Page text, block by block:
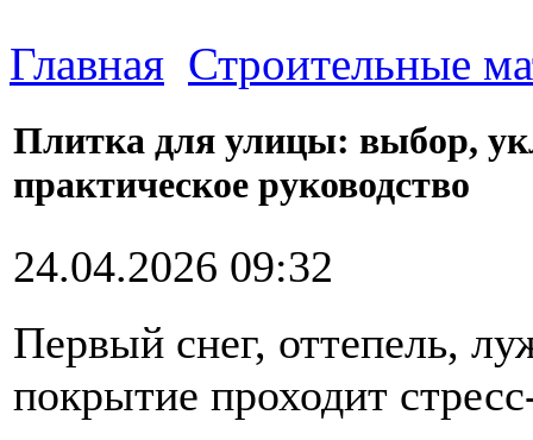
Главная Строительные
Плитка для улицы: выбор,
практическое руководство
24.04.2026 09:32
Первый снег, оттепель,
покрытие проходит